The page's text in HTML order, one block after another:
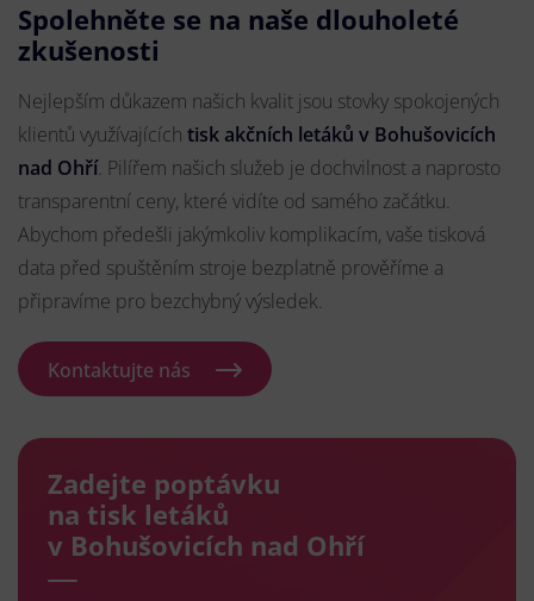
Spolehněte se na naše dlouholeté
zkušenosti
Nejlepším důkazem našich kvalit jsou stovky spokojených
klientů využívajících tisk akčních letáků v Bohušovicích
nad Ohří. Pilířem našich služeb je dochvilnost a naprosto
transparentní ceny, které vidíte od samého začátku.
Abychom předešli jakýmkoliv komplikacím, vaše tisková
data před spuštěním stroje bezplatně prověříme a
připravíme pro bezchybný výsledek.
Kontaktujte nás
Zadejte poptávku
na tisk letáků
v Bohušovicích nad Ohří